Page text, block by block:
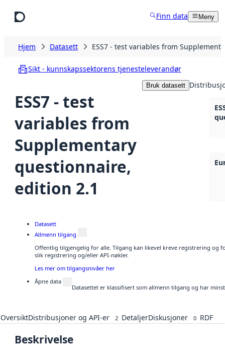
Finn data Meny
Hjem Datasett ESS7 - test variables from
Sikt - kunnskapssektorens tjenesteleverandør
ESS7 - test
variables from
Supplementary
questionnaire,
edition 2.1
Bruk datasett
Datasett
Allmenn tilgang
Offentlig tilgjengelig for alle. Tilgang kan likevel kreve registrering og
slik registrering og/eller API-nøkler.
Les mer om tilgangsnivåer her
Åpne data
Datasettet er klassifisert som allmenn tilgang og har
OversiktDistribusjoner og API-er 2 DetaljerDiskusjoner 0 RDF
Beskrivelse